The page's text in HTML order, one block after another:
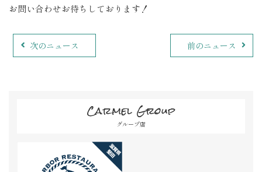
お問い合わせお待ちしております！
次のニュース 前のニュース
Carmel Group
グループ店